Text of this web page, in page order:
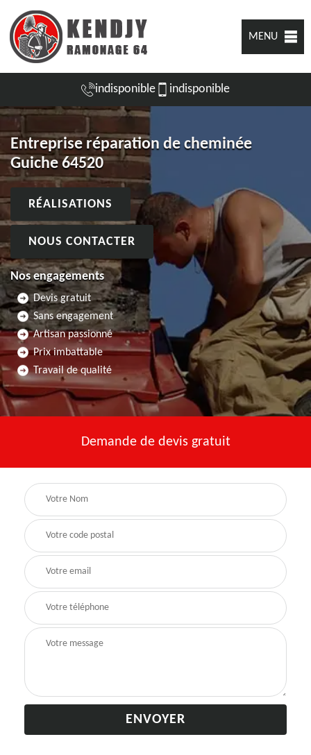
MENU
indisponible indisponible
Entreprise réparation de cheminée
Guiche 64520
RÉALISATIONS
NOUS CONTACTER
Nos engagements
Devis gratuit
Sans engagement
Artisan passionné
Prix imbattable
Travail de qualité
Demande de devis gratuit